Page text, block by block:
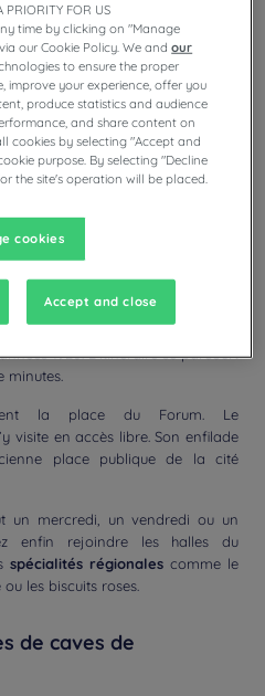
par la cathédrale Notre-Dame de
des rois de France. Depuis le
sculptée, les portails et l’Ange au
les vitraux médiévaux du
dans le déambulatoire.
en quelques minutes depuis le
de sacre et plusieurs
suivre un court parcours Art
et la rue de Mars. Les façades
1920. L’itinéraire se parcourt
minutes.
la place du Forum. Le
visite en accès libre. Son enfilade
place publique de la cité
un mercredi, un vendredi ou un
enfin rejoindre les halles du
spécialités régionalescomme le
les biscuits roses.
de caves de
PRIORITY FOR US
time by clicking on "Manage
our Cookie Policy. We andour
to ensure the proper
improve your experience, offer you
produce statistics and audience
and share content on
cookies by selecting "Accept and
purpose. By selecting "Decline
the site's operation will be placed.
cookies
Accept and close